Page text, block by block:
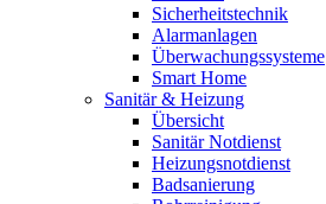
Sicherheitstechnik
Alarmanlagen
Überwachungssysteme
Smart Home
Sanitär & Heizung
Übersicht
Sanitär Notdienst
Heizungsnotdienst
Badsanierung